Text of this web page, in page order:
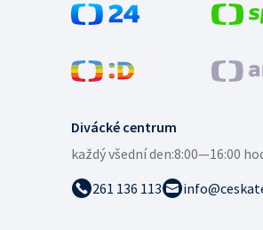
Divácké centrum
každý všední den:8:00—16:00
261 136 113